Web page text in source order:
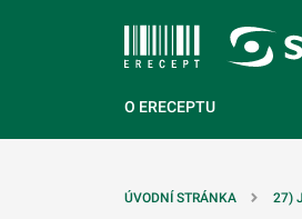
O ERECEPTU
ÚVODNÍ STRÁNKA 27)